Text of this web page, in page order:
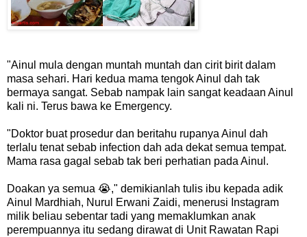
"Ainul mula dengan muntah muntah dan cirit birit dalam
masa sehari. Hari kedua mama tengok Ainul dah tak
bermaya sangat. Sebab nampak lain sangat keadaan Ainul
kali ni. Terus bawa ke Emergency.
"Doktor buat prosedur dan beritahu rupanya Ainul dah
terlalu tenat sebab infection dah ada dekat semua tempat.
Mama rasa gagal sebab tak beri perhatian pada Ainul.
Doakan ya semua 😭," demikianlah tulis ibu kepada adik
Ainul Mardhiah, Nurul Erwani Zaidi, menerusi Instagram
milik beliau sebentar tadi yang memaklumkan anak
perempuannya itu sedang dirawat di Unit Rawatan Rapi